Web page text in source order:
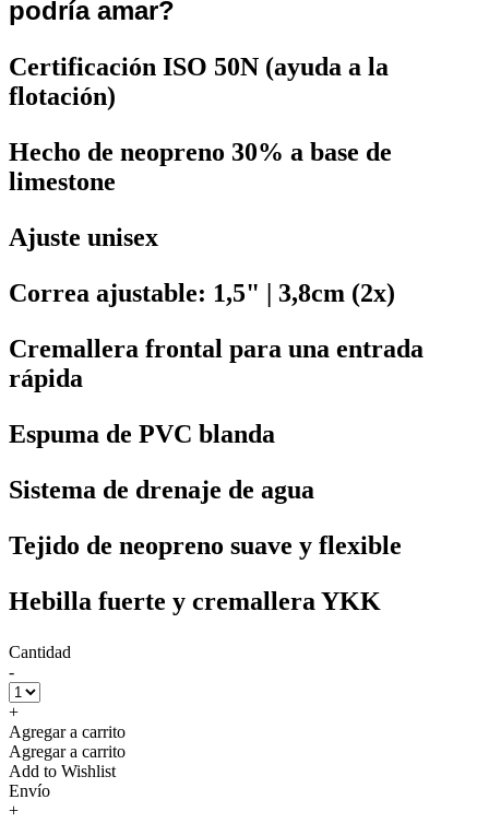
podría amar?
Certificación ISO 50N (ayuda a la
flotación)
Hecho de neopreno 30% a base de
limestone
Ajuste unisex
Correa ajustable: 1,5" | 3,8cm (2x)
Cremallera frontal para una entrada
rápida
Espuma de PVC blanda
Sistema de drenaje de agua
Tejido de neopreno suave y flexible
Hebilla fuerte y cremallera YKK
Cantidad
-
+
Agregar a carrito
Agregar a carrito
Add to Wishlist
Envío
+